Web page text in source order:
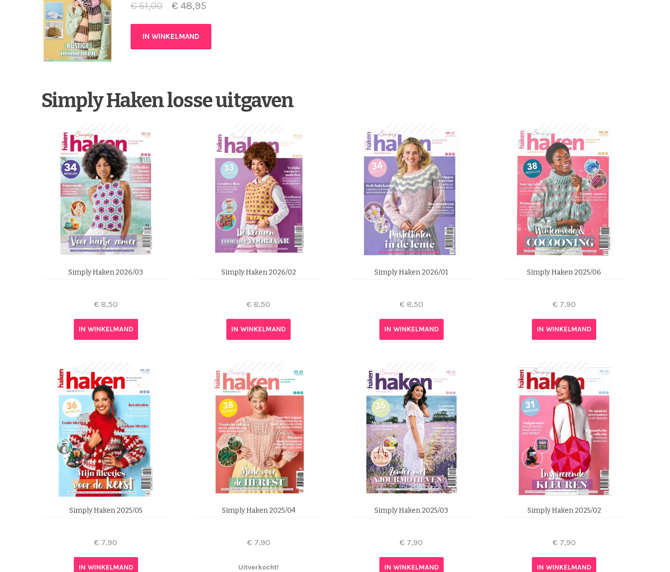
€51,00 €48,95
IN WINKELMAND
Simply Haken losse uitgaven
Simply Haken 2026/03
€ 8,50
IN WINKELMAND
Simply Haken 2026/02
€ 8,50
IN WINKELMAND
Simply Haken 2026/01
€ 8,50
IN WINKELMAND
Simply Haken 2025/06
€ 7,90
IN WINKELMAND
Simply Haken 2025/05
€ 7,90
IN WINKELMAND
Simply Haken 2025/04
€ 7,90
Uitverkocht!
Simply Haken 2025/03
€ 7,90
IN WINKELMAND
Simply Haken 2025/02
€ 7,90
IN WINKELMAND